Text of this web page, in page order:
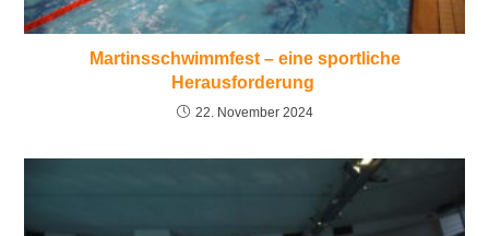
Martinsschwimmfest – eine sportliche
Herausforderung
22. November 2024